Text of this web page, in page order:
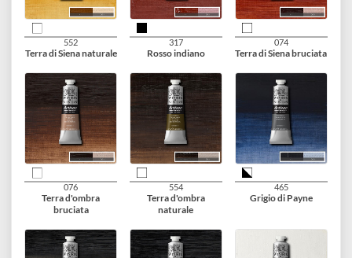
Verde Veronese Verde di ftalo
(tonalità blu)
Verde vescica
permanente
447
Verde oliva
422
Giallo di Napoli
imitazione
744